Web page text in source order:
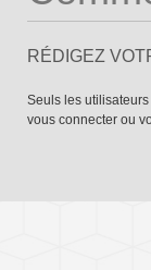
RÉDIGEZ
Seuls les
vous connecter ou